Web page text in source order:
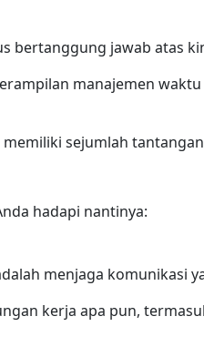
bertanggung jawab atas
manajemen
memiliki sejumlah
hadapi nantinya:
menjaga komunikasi
kerja apa pun,